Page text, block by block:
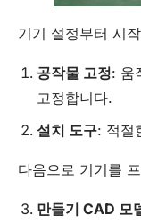
기기 설정부터 시
공작물 고정: 움
고정합니다.
설치 도구: 적절
다음으로 기기를
만들기 CAD 모